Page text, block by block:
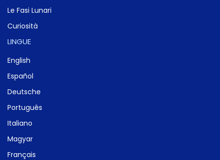
Le Fasi Lunari
Curiosità
LINGUE
English
Español
Deutsche
Português
Italiano
Magyar
Français